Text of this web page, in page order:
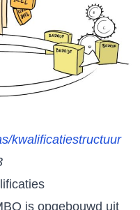
kwalificatiestructuur
is opgebouwd uit